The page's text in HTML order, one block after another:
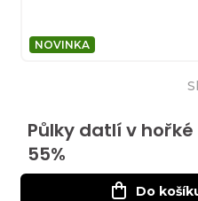
NOVINKA
Půlky datlí v
55%
Do